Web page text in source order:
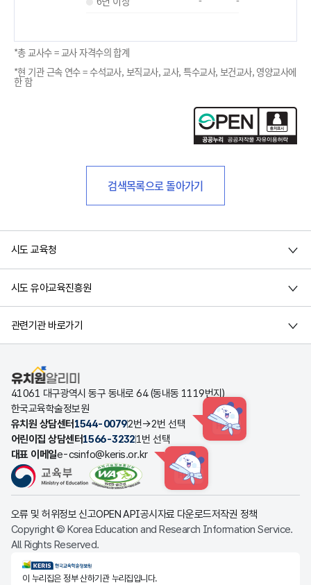
*총 교사수 = 교사 자격수의 합계
*현 기관 근속 연수 = 수석교사, 보직교사, 교사, 특수교사, 보건교사, 영양교사에
한 함
검색목록으로 돌아가기
시도 교육청
시도 유아교육진흥원
관련기관 바로가기
유치원알리미
41061 대구광역시 동구 동내로 64 (동내동 1119번지)
한국교육학술정보원
유치원 상담센터 1544-00792번→2번 선택 HINT
어린이집 상담센터1566-32321번 선택
대표 이메일e-csinfo@keris.or.kr
HINT
오류 및 허위정보 신고OPEN API공시자료 다운로드저작권 정책
Copyright © Korea Education and Research Information Service.
All Rights Reserved.
KERIS한국교육학술정보원
이 누리집은 정부 산하기관 누리집입니다.